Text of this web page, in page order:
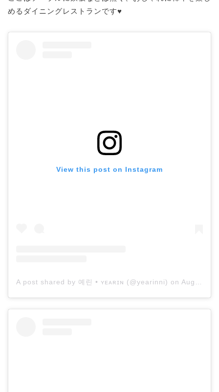
めるダイニングレストランです♥︎
View this post on Instagram
A post shared by 예린 • ʏᴇᴀʀɪɴ (@yearinni) on Aug 4, 2018 at 11:37pm PDT